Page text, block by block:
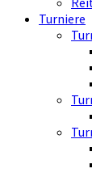
Turniere